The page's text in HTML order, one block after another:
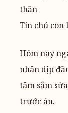
thần
Tín chủ con
Hôm nay
nhân dịp
tâm sắm
trước án.